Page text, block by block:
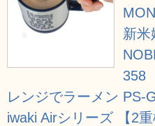
新米
358
レンジでラーメン PS-
iwaki Airシリーズ 【2